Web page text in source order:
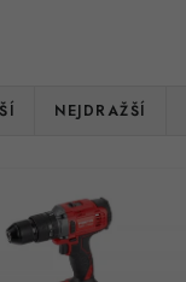
NEJDRAŽŠÍ